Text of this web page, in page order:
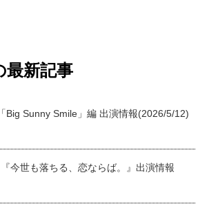
最新記事
Sunny Smile」編 出演情報(2026/5/12)
今世も落ちる、恋ならば。』出演情報